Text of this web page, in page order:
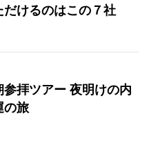
だけるのはこの７社
拝ツアー 夜明けの内
の旅